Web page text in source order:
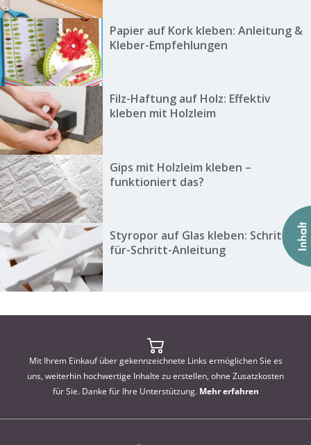
Papier auf Kork kleben: Anleitung &
Kleber-Empfehlungen
Filz-Haftung auf Holz: Effektiv
kleben mit Holzleim
Gips mit Holzleim kleben –
funktioniert das?
Styropor auf Glas kleben: Schritt-
für-Schritt-Anleitung
Mit Ihrem Einkauf über gekennzeichnete Links ermöglichen Sie es
uns, weiterhin hochwertige Inhalte zu erstellen, ohne Zusatzkosten
für Sie. Danke für Ihre Unterstützung. Mehr erfahren